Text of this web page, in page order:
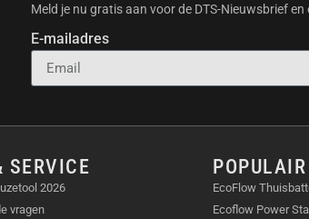
Meld je nu gratis aan voor de DTS-Nieuwsbrief
E-mailadres
SERVICE
2026
vragen
POPULAIR
EcoFlow
Ecoflow Power